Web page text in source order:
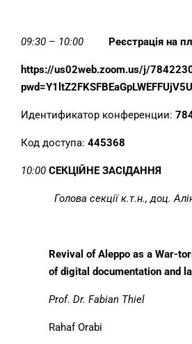
09:30 – 10:00 Реєстрація на
https://us02web.zoom.us/j/
Идентификатор конференции:
Код доступа: 445368
10:00 СЕКЦІЙНЕ ЗАСІДАННЯ
Голова секції к.т.н., доц.
Revival of Aleppo as a War-
of digital documentation and
Prof. Dr. Fabian Thiel
Rahaf Orabi